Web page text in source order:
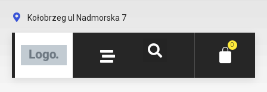
Kołobrzeg ul Nadmorska 7
0